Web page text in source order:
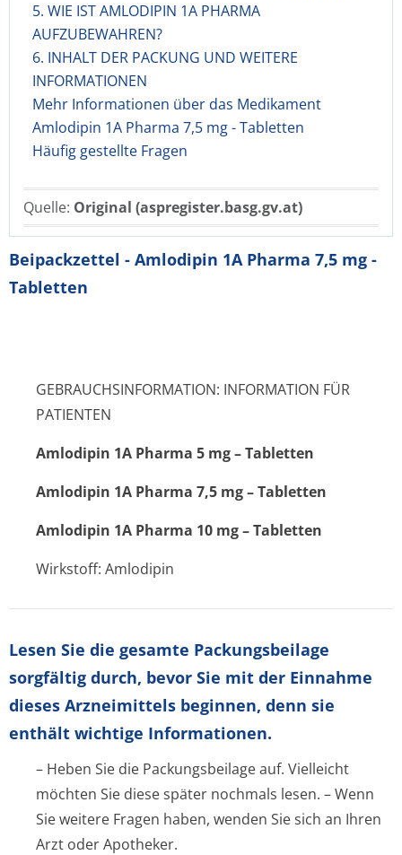
5. WIE IST AMLODIPIN 1A PHARMA
AUFZUBEWAHREN?
6. INHALT DER PACKUNG UND WEITERE
INFORMATIONEN
Mehr Informationen über das Medikament
Amlodipin 1A Pharma 7,5 mg - Tabletten
Häufig gestellte Fragen
Quelle: Original (aspregister.basg.gv.at)
Beipackzettel - Amlodipin 1A Pharma 7,5 mg -
Tabletten
GEBRAUCHSINFORMATION: INFORMATION FÜR
PATIENTEN
Amlodipin 1A Pharma 5 mg – Tabletten
Amlodipin 1A Pharma 7,5 mg – Tabletten
Amlodipin 1A Pharma 10 mg – Tabletten
Wirkstoff: Amlodipin
Lesen Sie die gesamte Packungsbeilage
sorgfältig durch, bevor Sie mit der Einnahme
dieses Arzneimittels beginnen, denn sie
enthält wichtige Informationen.
– Heben Sie die Packungsbeilage auf. Vielleicht
möchten Sie diese später nochmals lesen. – Wenn
Sie weitere Fragen haben, wenden Sie sich an Ihren
Arzt oder Apotheker.